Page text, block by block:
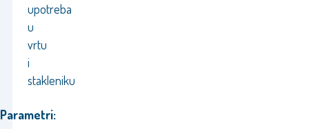
upotreba
u
vrtu
i
stakleniku
Parametri: